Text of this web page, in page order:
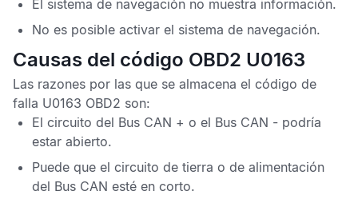
El sistema de navegación no muestra información.
No es posible activar el sistema de navegación.
Causas del código OBD2 U0163
Las razones por las que se almacena el código de
falla U0163 OBD2 son:
El circuito del Bus CAN + o el Bus CAN - podría
estar abierto.
Puede que el circuito de tierra o de alimentación
del Bus CAN esté en corto.